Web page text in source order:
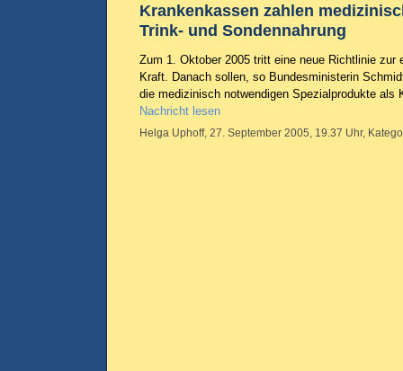
Krankenkassen zahlen
Trink- und Sondennahrung
Zum 1. Oktober 2005 tritt eine neue Richtlinie zur
Kraft. Danach sollen, so Bundesministerin
die medizinisch notwendigen Spezialprodukte als
Nachricht lesen
Helga Uphoff, 27. September 2005, 19.37 Uhr,